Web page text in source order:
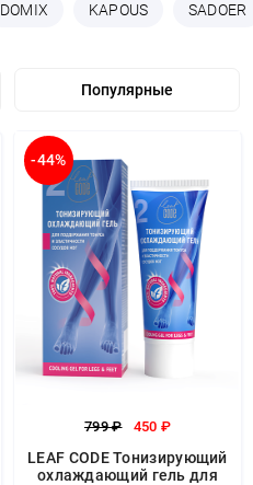
DOMIX KAPOUS SADOER
-44%
799 ₽ 450 ₽
LEAF CODE Тонизирующий
охлаждающий гель для